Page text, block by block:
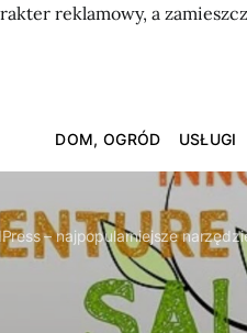
reklamowy, a
DOM, OGRÓD USŁUGI
– najpopularniejsze